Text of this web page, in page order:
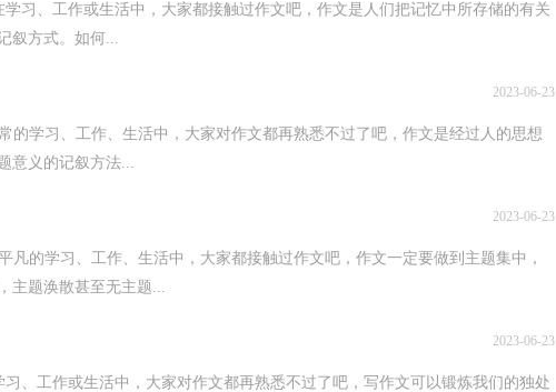
工作或生活中，大家都接触过作文吧，作文是人们把记忆中所存储的有关
叙方式。如何...
2023-06-23
、工作、生活中，大家对作文都再熟悉不过了吧，作文是经过人的思想
意义的记叙方法...
2023-06-23
习、工作、生活中，大家都接触过作文吧，作文一定要做到主题集中，
主题涣散甚至无主题...
2023-06-23
作或生活中，大家对作文都再熟悉不过了吧，写作文可以锻炼我们的独处